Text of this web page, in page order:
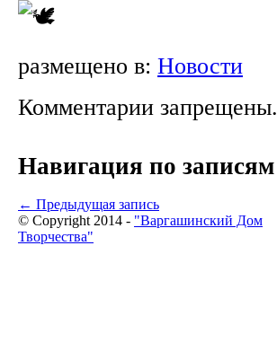
размещено в: Новости
Комментарии запрещены.
Навигация по записям
← Предыдущая запись
© Copyright 2014 - "Варгашинский Дом
Творчества"